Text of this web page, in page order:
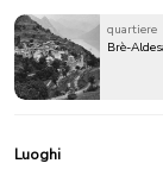
quartiere
Brè-
Luoghi